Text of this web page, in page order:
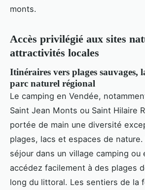
monts.
Accès privilégié aux sites
attractivités locales
Itinéraires vers plages sauvages,
parc naturel régional
Le camping en Vendée,
Saint Jean Monts ou Saint Hilaire
portée de main une diversité
plages, lacs et espaces de
séjour dans un village camping ou
accédez facilement à des plages
long du littoral. Les sentiers de la